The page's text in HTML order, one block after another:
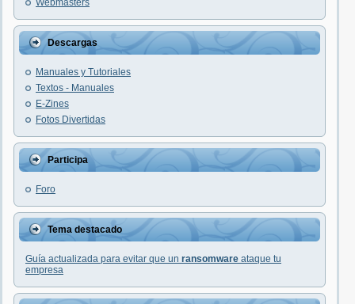
Webmasters
Descargas
Manuales y Tutoriales
Textos - Manuales
E-Zines
Fotos Divertidas
Participa
Foro
Tema destacado
Guía actualizada para evitar que un ransomware ataque tu
empresa